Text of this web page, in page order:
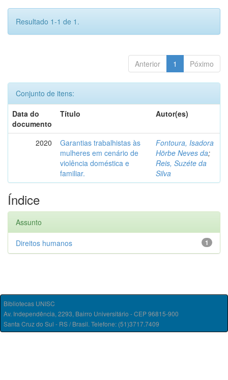
Resultado 1-1 de 1.
Anterior 1 Póximo
Conjunto de itens:
Data do
documento
Título Autor(es)
2020
Garantias trabalhistas às
mulheres em cenário de
violência doméstica e
familiar.
Fontoura, Isadora
Hörbe Neves da;
Reis, Suzéte da
Silva
Índice
Assunto
1
Direitos humanos
Bibliotecas UNISC
Av. Independência, 2293, Bairro Universitário - CEP 96815-900
Santa Cruz do Sul - RS / Brasil. Telefone: (51)3717.7409